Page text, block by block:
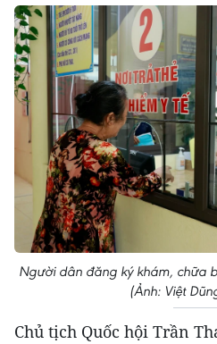
Người dân đăng ký khám, chữa
(Ảnh: Việt
Chủ tịch Quốc hội Trần